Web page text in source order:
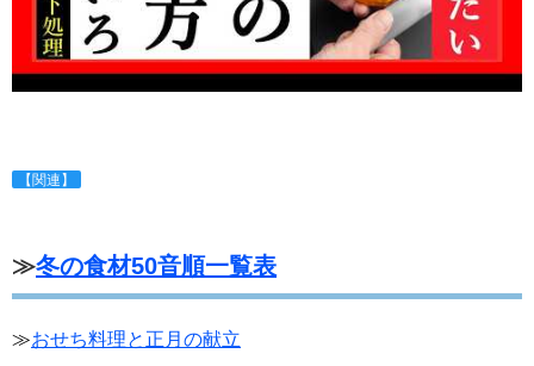
【関連】
≫冬の食材50音順一覧表
≫おせち料理と正月の献立